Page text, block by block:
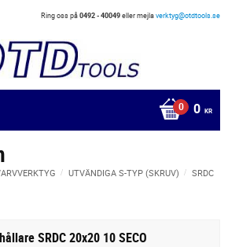
Ring oss på0492 - 40049eller mejlaverktyg@otdtools.se
0 KR
UTVÄNDIGA S-TYP (SKRUV)
SRDC
SRDC 20x20 10 SECO